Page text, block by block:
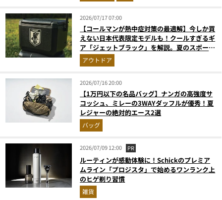
2026/07/17 07:00
【コールマンが熱中症対策の最適解】今しか買
えない日本代表限定モデルも！クールすぎるギ
ア「ジェットブラック」を解説。夏のスポーツ
応援＆レジャーの強い味方
アウトドア
2026/07/16 20:00
【1万円以下の名品バッグ】ナンガの高強度サ
コッシュ、ミレーの3WAYダッフルが優秀！夏
レジャーの絶対的エース2選
バッグ
2026/07/09 12:00 PR
ルーティンが感動体験に！Schickのプレミア
ムライン「プロジスタ」で始めるワンランク上
のヒゲ剃り習慣
雑貨